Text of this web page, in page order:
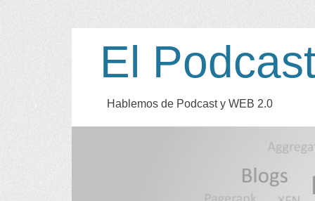
El
Hablemos de Podcast y WEB 2.0